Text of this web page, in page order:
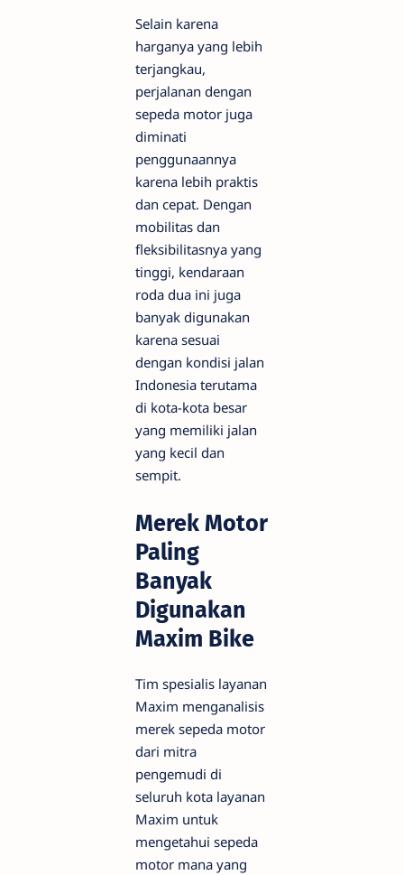
Selain karena
harganya yang lebih
terjangkau,
perjalanan dengan
sepeda motor juga
diminati
penggunaannya
karena lebih praktis
dan cepat. Dengan
mobilitas dan
fleksibilitasnya yang
tinggi, kendaraan
roda dua ini juga
banyak digunakan
karena sesuai
dengan kondisi jalan
Indonesia terutama
di kota-kota besar
yang memiliki jalan
yang kecil dan
sempit.
Merek Motor
Paling
Banyak
Digunakan
Maxim Bike
Tim spesialis layanan
Maxim menganalisis
merek sepeda motor
dari mitra
pengemudi di
seluruh kota layanan
Maxim untuk
mengetahui sepeda
motor mana yang